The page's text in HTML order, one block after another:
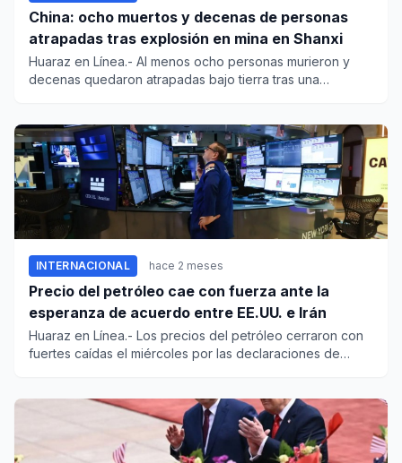
China: ocho muertos y decenas de personas
atrapadas tras explosión en mina en Shanxi
Huaraz en Línea.- Al menos ocho personas murieron y
decenas quedaron atrapadas bajo tierra tras una
INTERNACIONAL hace 2 meses
Precio del petróleo cae con fuerza ante la
esperanza de acuerdo entre EE.UU. e Irán
Huaraz en Línea.- Los precios del petróleo cerraron con
fuertes caídas el miércoles por las declaraciones de